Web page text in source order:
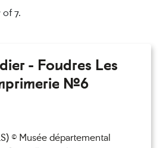
of 7.
- Foudres Les
n°6
© Musée départemental